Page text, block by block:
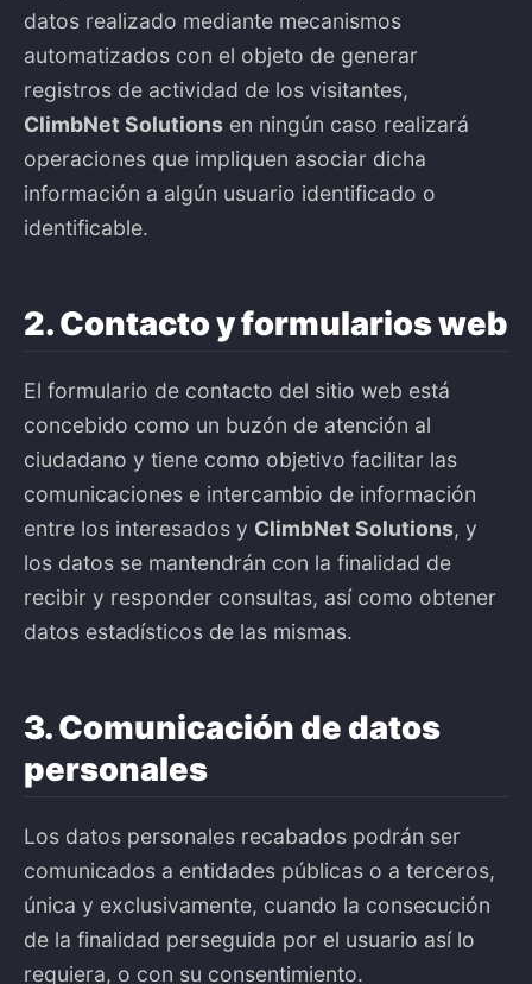
datos realizado mediante mecanismos
automatizados con el objeto de generar
registros de actividad de los visitantes,
ClimbNet Solutions en ningún caso realizará
operaciones que impliquen asociar dicha
información a algún usuario identificado o
identificable.
2. Contacto y formularios web
El formulario de contacto del sitio web está
concebido como un buzón de atención al
ciudadano y tiene como objetivo facilitar las
comunicaciones e intercambio de información
entre los interesados y ClimbNet Solutions, y
los datos se mantendrán con la finalidad de
recibir y responder consultas, así como obtener
datos estadísticos de las mismas.
3. Comunicación de datos
personales
Los datos personales recabados podrán ser
comunicados a entidades públicas o a terceros,
única y exclusivamente, cuando la consecución
de la finalidad perseguida por el usuario así lo
requiera, o con su consentimiento.